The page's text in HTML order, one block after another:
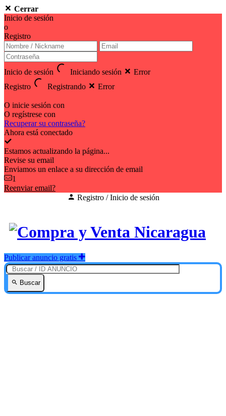
Cerrar
Inicio de sesión
o
Registro
Inicio de sesión Iniciando sesión
Error
Registro
Registrando Error
O inicie sesión con
O regístrese con
Recuperar su contraseña?
Ahora está conectado
Estamos actualizando la página...
Revise su email
Enviamos un enlace a su dirección de email
1
Reenviar email?
Registro / Inicio de sesión
Publicar anuncio gratis
Buscar